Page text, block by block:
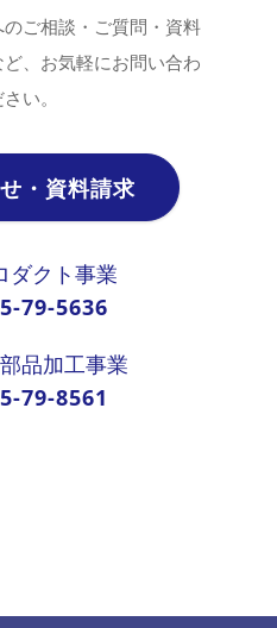
ご相談・ご質問・資料
、お気軽にお問い合わ
い。
・資料請求
ダクト事業
79-5636
品加工事業
79-8561